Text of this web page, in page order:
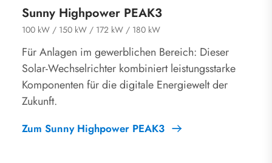
Sunny Highpower PEAK3
100 kW / 150 kW / 172 kW / 180 kW
Für Anlagen im gewerblichen Bereich: Dieser
Solar-Wechselrichter kombiniert leistungsstarke
Komponenten für die digitale Energiewelt der
Zukunft.
Zum Sunny Highpower PEAK3